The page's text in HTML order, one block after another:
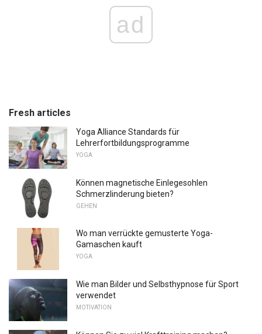
ad
Fresh articles
Yoga Alliance Standards für
Lehrerfortbildungsprogramme
YOGA
Können magnetische Einlegesohlen
Schmerzlinderung bieten?
GEHEN
Wo man verrückte gemusterte Yoga-
Gamaschen kauft
YOGA
Wie man Bilder und Selbsthypnose für Sport
verwendet
MOTIVATION